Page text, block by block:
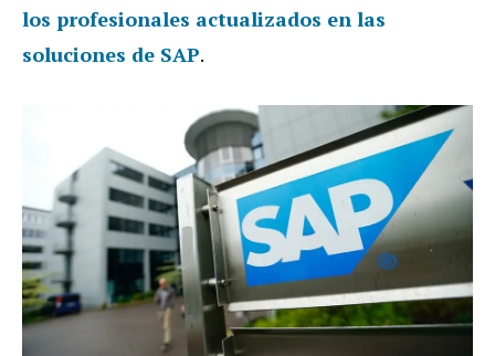
los profesionales actualizados en las
soluciones de SAP.